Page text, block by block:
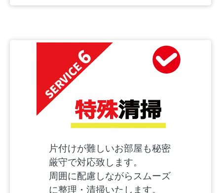
片付けが難しいお部屋も秘密
厳守で対応致します。
周囲に配慮しながらスムーズ
に整理・清掃いたします。